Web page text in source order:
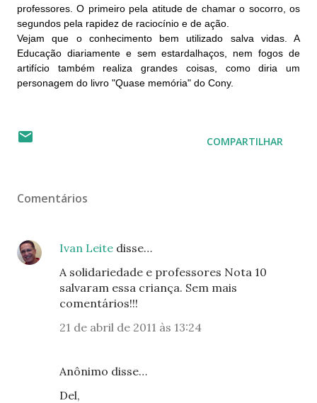
professores. O primeiro pela atitude de chamar o socorro, os
segundos pela rapidez de raciocínio e de ação.
Vejam que o conhecimento bem utilizado salva vidas. A
Educação diariamente e sem estardalhaços, nem fogos de
artifício também realiza grandes coisas, como diria um
personagem do livro "Quase memória" do Cony.
COMPARTILHAR
Comentários
Ivan Leite disse…
A solidariedade e professores Nota 10
salvaram essa criança. Sem mais
comentários!!!
21 de abril de 2011 às 13:24
Anônimo disse…
Del,